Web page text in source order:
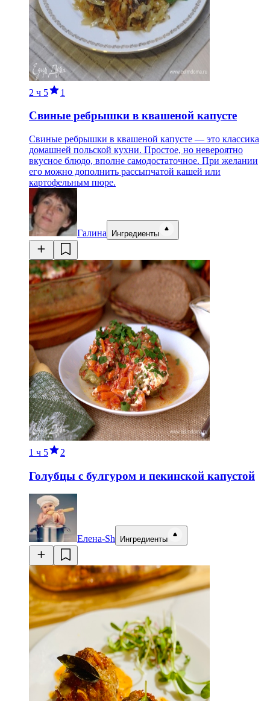
2 ч 5 1
Свиные ребрышки в квашеной капусте
Свиные ребрышки в квашеной капусте — это классика
домашней польской кухни. Простое, но невероятно
вкусное блюдо, вполне самодостаточное. При желании
его можно дополнить рассыпчатой кашей или
картофельным пюре.
Галина Ингредиенты
1 ч 5 2
Голубцы с булгуром и пекинской капустой
Елена-Sh Ингредиенты